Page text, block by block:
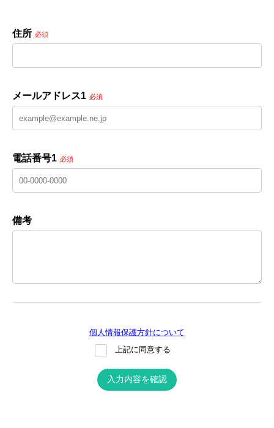
住所 必須
メールアドレス1 必須
電話番号1 必須
備考
個人情報保護方針について
上記に同意する
入力内容を確認